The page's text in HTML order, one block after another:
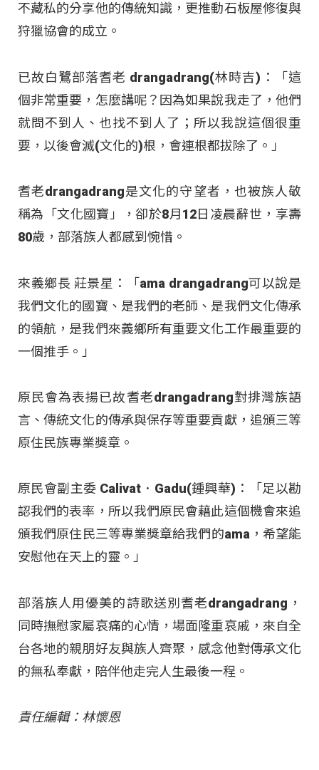
不藏私的分享他的傳統知識，更推動石板屋修復與
狩獵協會的成立。
已故白鷺部落耆老 drangadrang(林時吉)：「這
個非常重要，怎麼講呢？因為如果說我走了，他們
就問不到人、也找不到人了；所以我說這個很重
要，以後會滅(文化的)根，會連根都拔除了。」
耆老drangadrang是文化的守望者，也被族人敬
稱為「文化國寶」，卻於8月12日凌晨辭世，享壽
80歲，部落族人都感到惋惜。
來義鄉長 莊景星：「ama drangadrang可以說是
我們文化的國寶、是我們的老師、是我們文化傳承
的領航，是我們來義鄉所有重要文化工作最重要的
一個推手。」
原民會為表揚已故耆老drangadrang對排灣族語
言、傳統文化的傳承與保存等重要貢獻，追頒三等
原住民族專業獎章。
原民會副主委 Calivat．Gadu(鍾興華)：「足以勘
認我們的表率，所以我們原民會藉此這個機會來追
頒我們原住民三等專業獎章給我們的ama，希望能
安慰他在天上的靈。」
部落族人用優美的詩歌送別耆老drangadrang，
同時撫慰家屬哀痛的心情，場面隆重哀戚，來自全
台各地的親朋好友與族人齊聚，感念他對傳承文化
的無私奉獻，陪伴他走完人生最後一程。
責任編輯：林懷恩